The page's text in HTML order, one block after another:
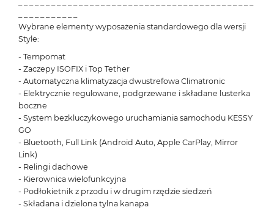
Wybrane elementy wyposażenia standardowego dla wersji
Style:
- Tempomat
- Zaczepy ISOFIX i Top Tether
- Automatyczna klimatyzacja dwustrefowa Climatronic
- Elektrycznie regulowane, podgrzewane i składane lusterka
boczne
- System bezkluczykowego uruchamiania samochodu KESSY
GO
- Bluetooth, Full Link (Android Auto, Apple CarPlay, Mirror
Link)
- Relingi dachowe
- Kierownica wielofunkcyjna
- Podłokietnik z przodu i w drugim rzędzie siedzeń
- Składana i dzielona tylna kanapa